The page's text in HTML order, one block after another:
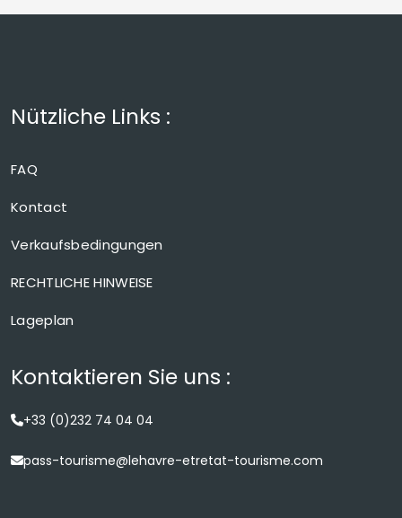
Nützliche Links :
FAQ
Kontact
Verkaufsbedingungen
RECHTLICHE HINWEISE
Lageplan
Kontaktieren Sie uns :
+33 (0)232 74 04 04
pass-tourisme@lehavre-etretat-tourisme.com